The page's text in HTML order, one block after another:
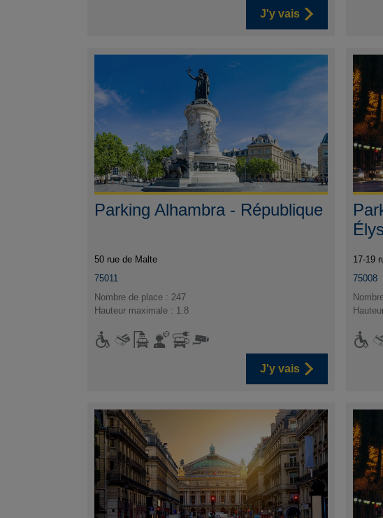
J'y vais
Parking Alhambra - République
50 rue de Malte
75011
Nombre de place : 247
Hauteur maximale : 1.8
J'y vais
17-19
75008